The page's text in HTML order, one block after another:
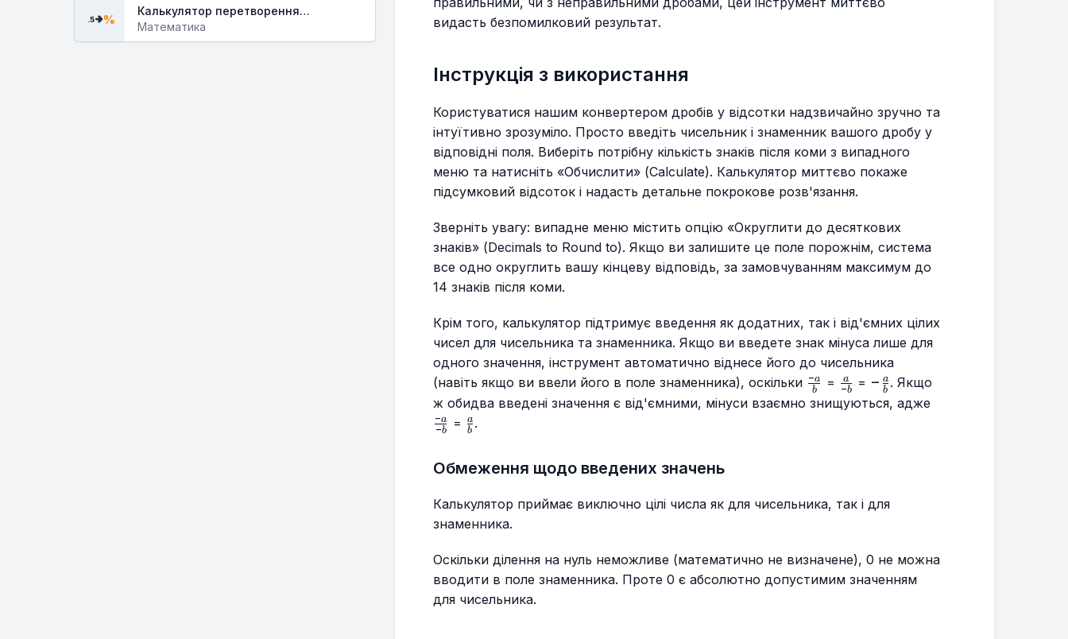
.5 %
Калькулятор перетворення
десяткових дробів у відсотки
Математика
видасть безпомилковий результат.
Інструкція з використання
Користуватися нашим конвертером дробів у відсотки надзвичайно зручно та
інтуїтивно зрозуміло. Просто введіть чисельник і знаменник вашого дробу у
відповідні поля. Виберіть потрібну кількість знаків після коми з випадного
меню та натисніть «Обчислити» (Calculate). Калькулятор миттєво покаже
підсумковий відсоток і надасть детальне покрокове розв'язання.
Зверніть увагу: випадне меню містить опцію «Округлити до десяткових
знаків» (Decimals to Round to). Якщо ви залишите це поле порожнім, система
все одно округлить вашу кінцеву відповідь, за замовчуванням максимум до
14 знаків після коми.
Крім того, калькулятор підтримує введення як додатних, так і від'ємних цілих
чисел для чисельника та знаменника. Якщо ви введете знак мінуса лише для
одного значення, інструмент автоматично віднесе його до чисельника
(навіть якщо ви ввели його в поле знаменника), оскільки \frac{-
a}{b}
b
−a = \frac{a}
{-b}
−b
a = -
\frac{a}
− b
a . Якщо
ж обидва введені значення є від'ємними, мінуси взаємно знищуються, адже
−b
−a = \frac{a}
b
a .
Обмеження щодо введених значень
Калькулятор приймає виключно цілі числа як для чисельника, так і для
знаменника.
Оскільки ділення на нуль неможливе (математично не визначене), 0 не можна
вводити в поле знаменника. Проте 0 є абсолютно допустимим значенням
для чисельника.